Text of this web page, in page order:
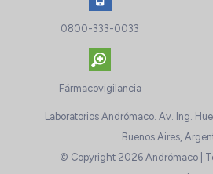
0800-333-0033
Fármacovigilancia
Laboratorios Andrómaco. Av. Ing.
Buenos Aires,
© Copyright 2026 Andrómaco |